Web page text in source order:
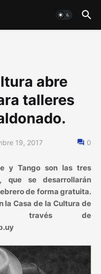
abre
talleres
19, 2017 0
y Tango son las tres
que se desarrollarán
de forma gratuita.
la Casa de la Cultura de
través de